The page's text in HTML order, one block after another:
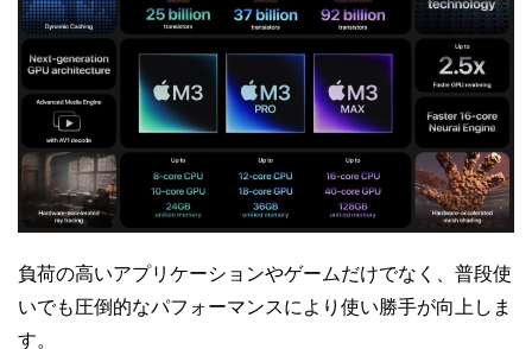
負荷の高いアプリケーションやゲームだけでなく、普段使
いでも圧倒的なパフォーマンスにより使い勝手が向上しま
す。